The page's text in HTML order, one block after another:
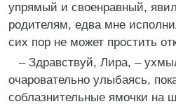
упрямый и своенравный,
родителям, едва мне
сих пор не может простить
– Здравствуй, Лира, –
очаровательно улыбаясь,
соблазнительные ямочки на